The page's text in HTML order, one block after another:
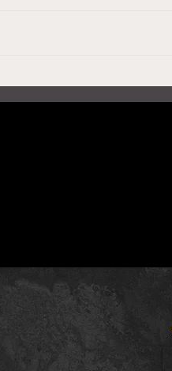
Prats publiquen
una banda